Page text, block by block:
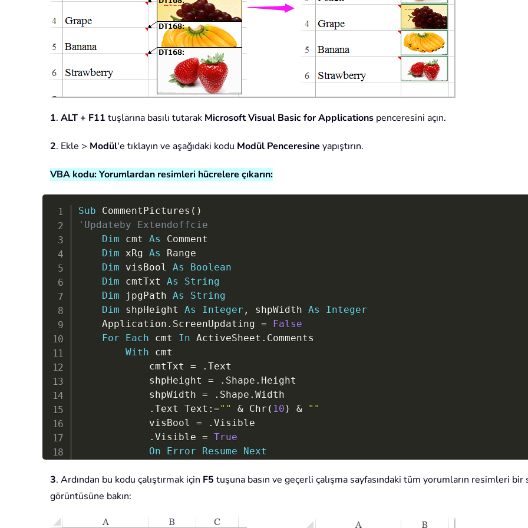
1. ALT + F11 tuşlarına basılı tutarak Microsoft Visual Basic for Applications penceresini açın.
2. Ekle > Modül'e tıklayın ve aşağıdaki kodu Modül Penceresine yapıştırın.
VBA kodu: Yorumlardan resimleri hücrelere çıkarın:
Sub CommentPictures ( )
'Updateby Extendoffcie
Dim cmt As Comment
Dim xRg As Range
Dim visBool As
Boolean
Dim cmtTxt As
String
Dim jpgPath As
String
Dim shpHeight As Integer , shpWidth As
Integer
    Application
. ScreenUpdating =
False
For
Each cmt In ActiveSheet . Comments
With cmt
            cmtTxt
= . Text
            shpHeight
= . Shape . Height
            shpWidth
= . Shape . Width
. Text Text : ="" & Chr ( 10 ) &
""
            visBool
= . Visible
. Visible = True
On
Error Resume
Next
.Shape .CopyPicture _
              Appearance
            Selection
ShapeRange LockAspectRatio msoFalse
3. Ardından bu kodu çalıştırmak için F5 tuşuna basın ve geçerli çalışma sayfasındaki tüm yorumların resimleri bir
görüntüsüne bakın: